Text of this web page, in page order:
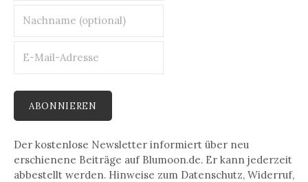
Der kostenlose Newsletter informiert über neu
erschienene Beiträge auf Blumoon.de. Er kann jederzeit
abbestellt werden. Hinweise zum Datenschutz, Widerruf,